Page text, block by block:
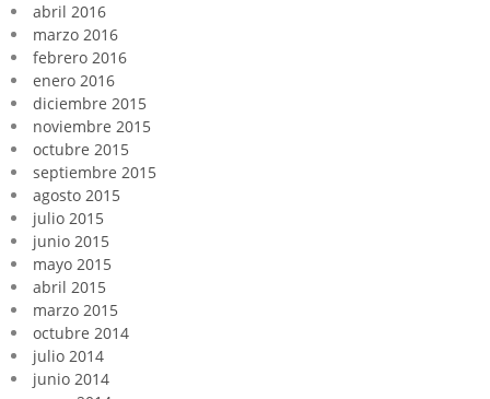
abril 2016
marzo 2016
febrero 2016
enero 2016
diciembre 2015
noviembre 2015
octubre 2015
septiembre 2015
agosto 2015
julio 2015
junio 2015
mayo 2015
abril 2015
marzo 2015
octubre 2014
julio 2014
junio 2014